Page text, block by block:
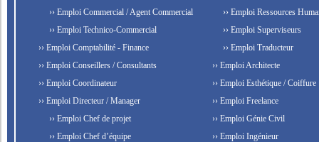
›› Emploi Commercial / Agent Commercial
›› Emploi Technico-Commercial
›› Emploi Comptabilité - Finance
›› Emploi Conseillers / Consultants
›› Emploi Coordinateur
›› Emploi Directeur / Manager
›› Emploi Chef de projet
›› Emploi Chef d’équipe
›› Emploi Ressources
›› Emploi Superviseurs
›› Emploi Traducteur
›› Emploi Architecte
›› Emploi Esthétique / Coiffure
›› Emploi Freelance
›› Emploi Génie Civil
›› Emploi Ingénieur